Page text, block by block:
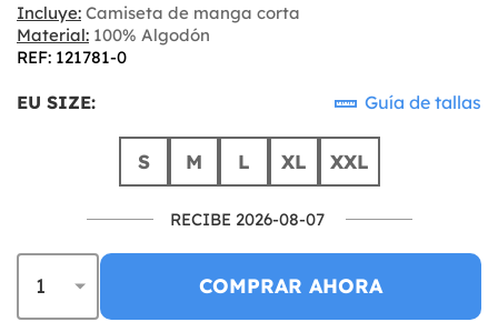
Incluye: Camiseta de manga corta
Material: 100% Algodón
REF: 121781-0
EU SIZE: Guía de tallas
S M L XL XXL
RECIBE 2026-08-07
COMPRAR AHORA